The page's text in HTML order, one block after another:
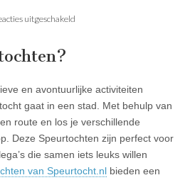
uitgeschakeld
avontuur
in
de
stad
en avontuurlijke activiteiten
gaat in een stad. Met behulp van
route en los je verschillende
Deze Speurtochten zijn perfect voor
die samen iets leuks willen
van Speurtocht.nl bieden een